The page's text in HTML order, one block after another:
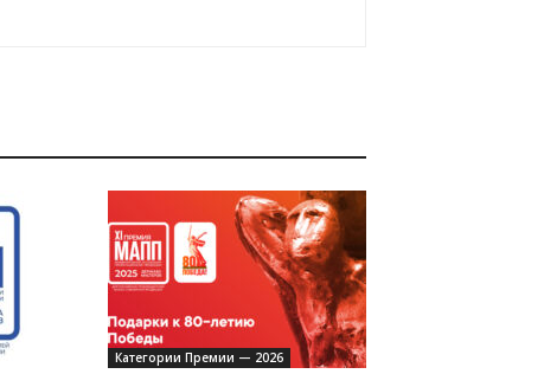
Категории Премии — 2026